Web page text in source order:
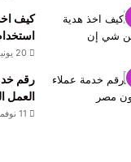
كيف
20 يونيو، 2020
رقم
العمل
11 نوفمبر، 2020